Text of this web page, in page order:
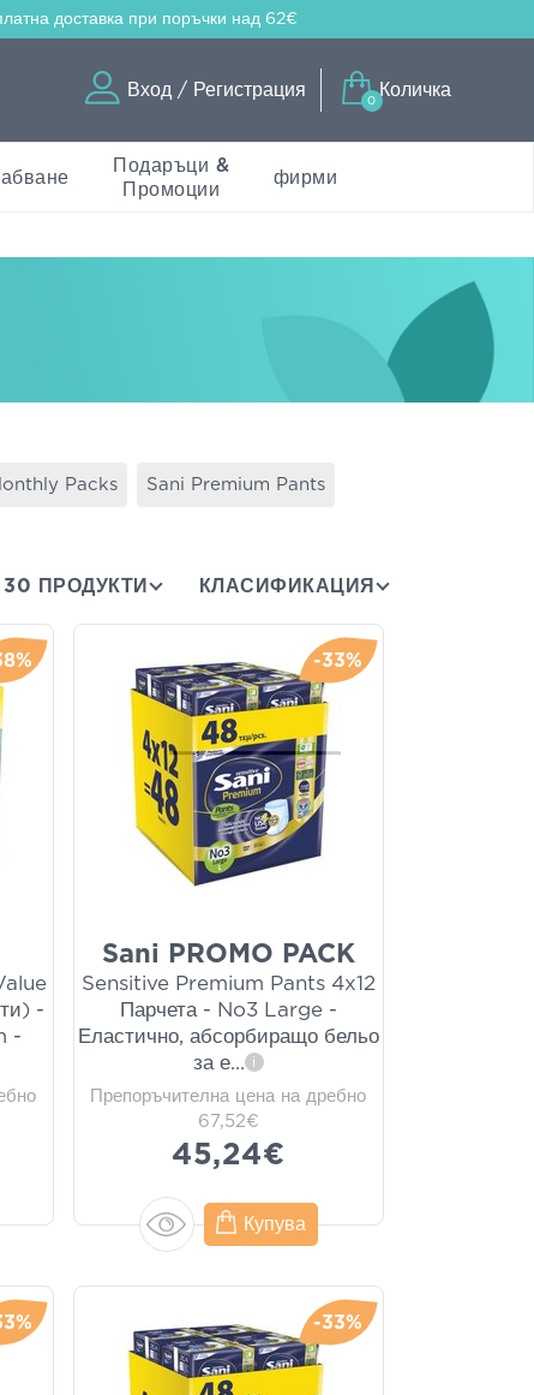
доставка при поръчки над 62€
Вход / Регистрация
0
Количка
Подаръци &
Промоции
фирми
Packs Sani Premium Pants
30 ПРОДУКТИ КЛАСИФИКАЦИЯ
-
-
-33%
Sani PROMO PACK
Sensitive Premium Pants 4x12
Парчета - No3 Large -
Еластично, абсорбиращо бельо
за е... i
Препоръчителна цена на дребно
67,52€
45,24€
Купува
-33%